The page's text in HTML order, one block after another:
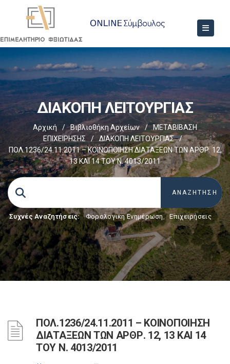
ΔΙΑΚΟΠΗ ΛΕΙΤΟΥΡΓΙΑΣ
Αρχική / Βιβλιοθήκη Αρχείων /
ΜΕΤΑΒΙΒΑΣΗ
ΕΠΙΧΕIΡΗΣΗΣ
/ ΔΙΑΚΟΠΗ ΛΕΙΤΟΥΡΓΙΑΣ
/
ΠΟΛ.1236/24.11.2011 – ΚΟΙΝΟΠΟΙΗΣΗ ΔΙΑΤΑΞΕΩΝ ΤΩΝ ΑΡΘΡ. 12,
13 ΚΑΙ 14 ΤΟΥ Ν. 4013/2011
Συχνές Αναζητήσεις: Φορολογικη Ενημέρωση, Επιχειρήσεις
ΠΟΛ.1236/24.11.2011 – ΚΟΙΝΟΠΟΙΗΣΗ
ΔΙΑΤΑΞΕΩΝ ΤΩΝ ΑΡΘΡ. 12, 13 ΚΑΙ 14
ΤΟΥ Ν. 4013/2011